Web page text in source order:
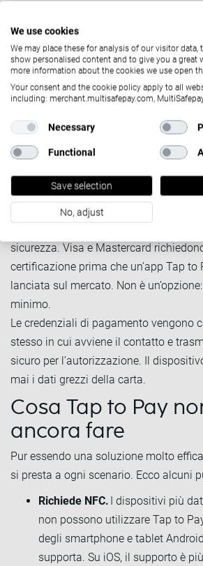
Nota per attività mobili e startup: Tap
comporta l’acquisto di hardware
aziende può rappresentare l’intera
pagamento fin dal primo giorno, senza
iniziali.
È sicuro Tap to
regolano tutti i metodi di pagamento
Tap to Pay si basa sullo standard PCI
sicurezza. Visa e Mastercard
certificazione prima che un’app Tap to
lanciata sul mercato. Non è
minimo.
Le credenziali di pagamento vengono
stesso in cui avviene il contatto e
sicuro per l’autorizzazione. Il
mai i dati grezzi della carta.
Cosa Tap to Pay
ancora fare
Pur essendo una soluzione molto
si presta a ogni scenario. Ecco alcuni
Richiede NFC. I dispositivi più
non possono utilizzare Tap to
degli smartphone e tablet
supporta. Su iOS, il supporto è
We use cookies
We may place these for analysis of our visitor data,
show personalised content and to give you a great
more information about the cookies we use open
Your consent and the cookie policy apply to all
including: merchant.multisafepay.com,
Necessary
Functional
Save selection
No, adjust